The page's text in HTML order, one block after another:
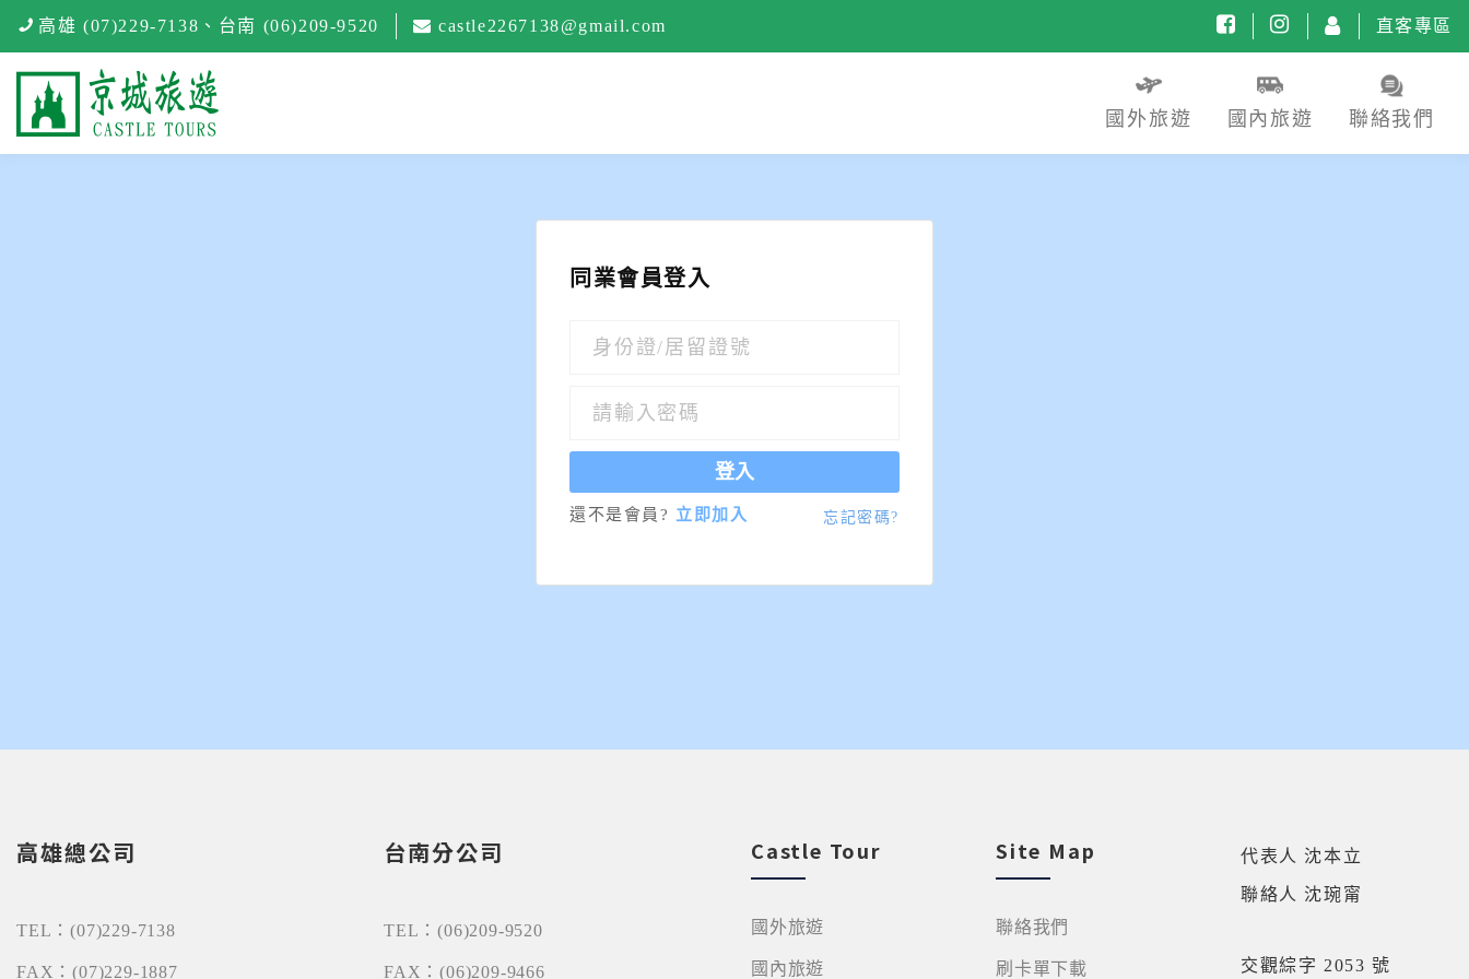
高雄 (07)229-7138 、 台南 (06)209-9520 castle2267138@gmail.com 直客專區
國外旅遊 國內旅遊 聯絡我們
同業會員登入
登入
還不是會員? 立即加入 忘記密碼?
高雄總公司
TEL：(07)229-7138
FAX：(07)229-1887
台南分公司
TEL：(06)209-9520
FAX：(06)209-9466
Castle Tour
國外旅遊
國內旅遊
Site Map
聯絡我們
刷卡單下載
代表人 沈本立
聯絡人 沈琬甯
交觀綜字 2053 號